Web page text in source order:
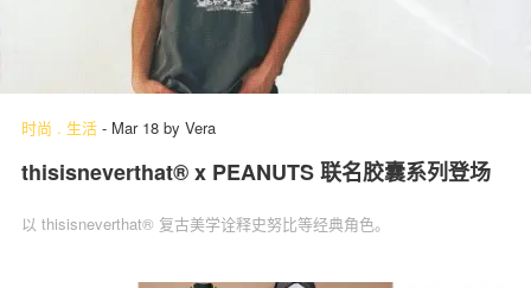
时尚 . 生活 - Mar 18 by Vera
thisisneverthat® x PEANUTS 联名胶囊系列登场
以 thisisneverthat® 复古美学诠释史努比等经典角色。